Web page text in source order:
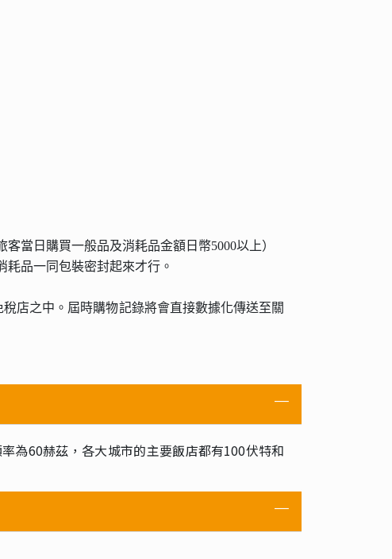
當日購買一般品及消耗品金額日幣5000以上）
耗品一同包裝密封起來才行。
店之中。屆時購物記錄將會直接數據化傳送至關
為60赫茲，各大城市的主要飯店都有100伏特和